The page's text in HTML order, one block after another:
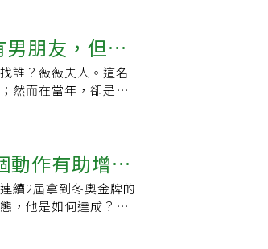
邊的「法令紋」，以
部的縫隙而得名的
為何會產
皮膚等組織的韌帶存
，韌帶的作用就在於
逐漸僵硬、鬆
朋友，但一
誰？薇薇夫人。這名
然而在當年，卻是台
動作有助增強
續2屆拿到冬奧金牌的
，他是如何達成？